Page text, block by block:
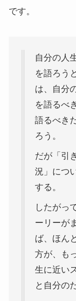
です。
自分の人
を語ろう
は、自分
を語るべ
語るべき
ろう。
だが「引
況」につ
する。
したがっ
ーリーが
ば、ほん
方が、も
生に近い
と自分の